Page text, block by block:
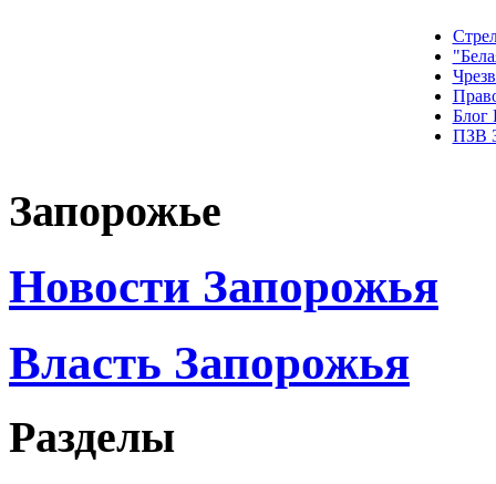
Блог
ПЗВ
Запорожье
Новости Запорожья
Власть Запорожья
Разделы